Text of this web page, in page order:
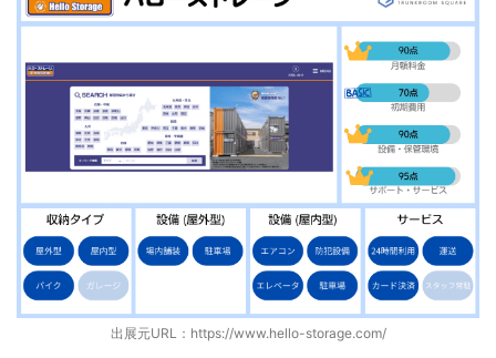
出展元URL： https://www.hello-storage.com/